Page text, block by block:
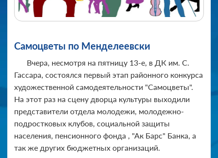
Самоцветы по Менделеевски
Вчера, несмотря на пятницу 13-е, в ДК им. С.
Гассара, состоялся первый этап районного конкурса
художественной самодеятельности "Самоцветы".
На этот раз на сцену дворца культуры выходили
представители отдела молодежи, молодежно-
подростковых клубов, социальной защиты
населения, пенсионного фонда , "Ак Барс" Банка, а
так же других бюджетных организаций.